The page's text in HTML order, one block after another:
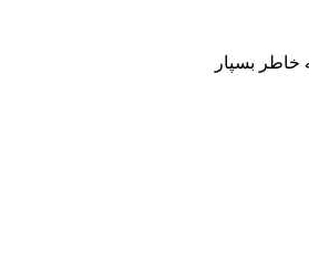
خاطر بسپار